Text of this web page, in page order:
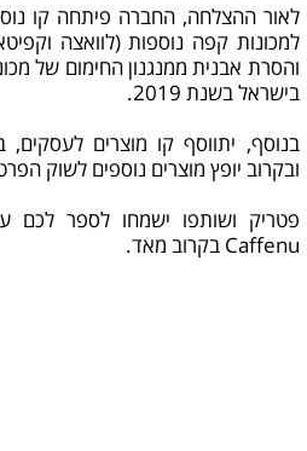
לאור ההצלחה, החברה פיתחה קו
למכונות קפה נוספות (לוואצה
והסרת אבנית ממנגנון החימום של
בישראל בשנת 2019.
בנוסף, יתווסף קו מוצרים לעסקים,
ובקרוב יופץ מוצרים נוספים לשוק
פטריק ושותפו ישמחו לספר לכם
Caffenu בקרוב מאד.